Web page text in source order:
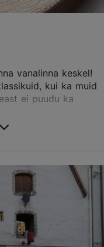
vanalinna keskel!
kui ka muid
ei puudu ka